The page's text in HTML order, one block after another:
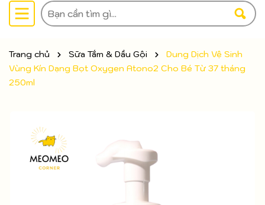
Trang chủ Sữa Tắm & Dầu Gội
Dung Dịch Vệ Sinh
Vùng Kín Dạng Bọt Oxygen Atono2 Cho Bé Từ 37 tháng
250ml